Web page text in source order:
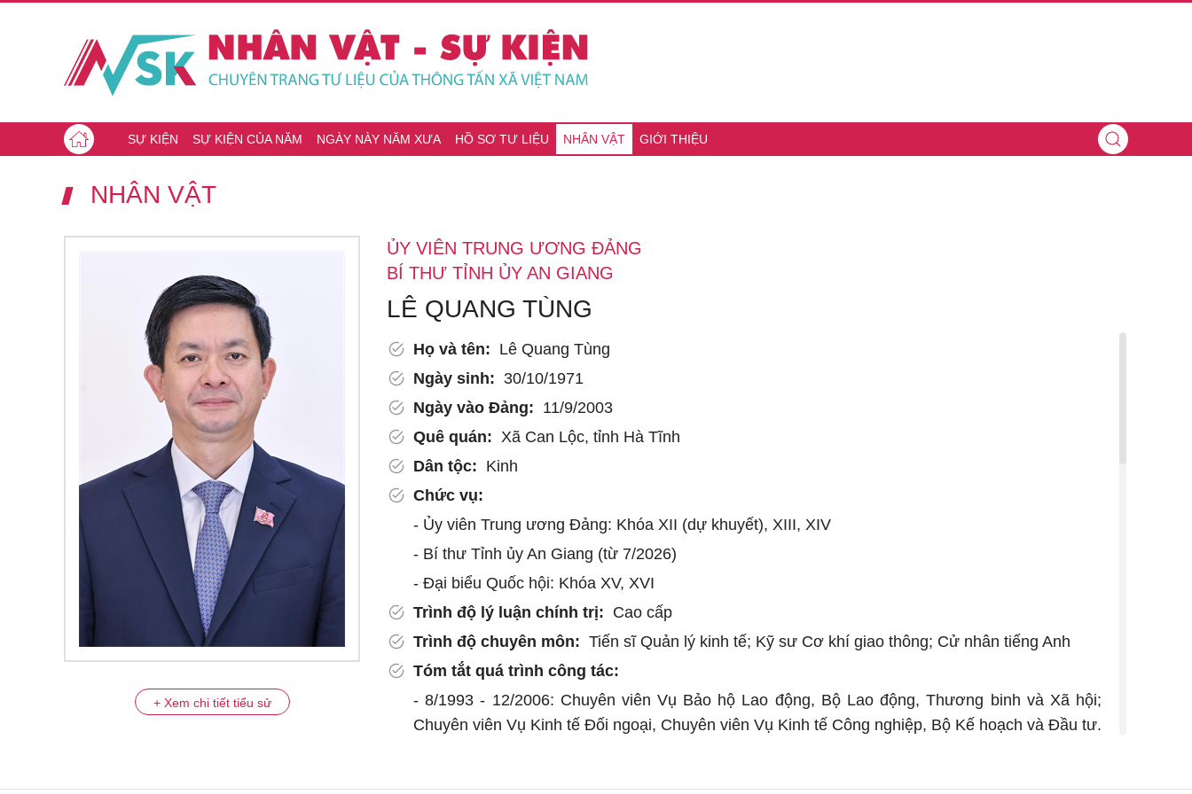
SỰ KIỆN SỰ KIỆN CỦA NĂM NGÀY NÀY NĂM XƯA HỒ SƠ TƯ LIỆU NHÂN VẬT GIỚI THIỆU
NHÂN VẬT
+ Xem chi tiết tiểu sử
ỦY VIÊN TRUNG ƯƠNG ĐẢNG
BÍ THƯ TỈNH ỦY AN GIANG
LÊ QUANG TÙNG
Họ và tên: Lê Quang Tùng
Ngày sinh: 30/10/1971
Ngày vào Đảng: 11/9/2003
Quê quán: Xã Can Lộc, tỉnh Hà Tĩnh
Dân tộc: Kinh
Chức vụ:
- Ủy viên Trung ương Đảng: Khóa XII (dự khuyết), XIII, XIV
- Bí thư Tỉnh ủy An Giang (từ 7/2026)
- Đại biểu Quốc hội: Khóa XV, XVI
Trình độ lý luận chính trị: Cao cấp
Trình độ chuyên môn: Tiến sĩ Quản lý kinh tế; Kỹ sư Cơ khí giao thông; Cử nhân tiếng Anh
Tóm tắt quá trình công tác:
- 8/1993 - 12/2006: Chuyên viên Vụ Bảo hộ Lao động, Bộ Lao động, Thương binh và Xã hội;
Chuyên viên Vụ Kinh tế Đối ngoại, Chuyên viên Vụ Kinh tế Công nghiệp, Bộ Kế hoạch và Đầu tư.